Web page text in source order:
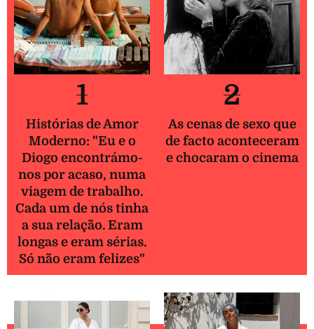
1
Histórias de Amor
Moderno: "Eu e o
Diogo encontrámo-
nos por acaso, numa
viagem de trabalho.
Cada um de nós tinha
a sua relação. Eram
longas e eram sérias.
Só não eram felizes"
2
As cenas de sexo que
de facto aconteceram
e chocaram o cinema